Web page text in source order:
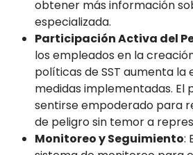
obtener más información
especializada.
Participación Activa del
los empleados en la
políticas de SST aumenta la
medidas implementadas. El
sentirse empoderado para
de peligro sin temor a
Monitoreo y Seguimiento: